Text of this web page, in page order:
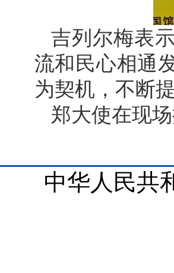
吉列尔梅表
流和民心相通
为契机，不断
郑大使在现
中华人民共